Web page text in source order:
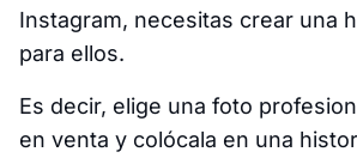
Instagram, necesitas crear una
para ellos.
Es decir, elige una foto
en venta y colócala en una